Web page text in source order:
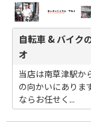
自転車 & バイク
オ
当店は南草津駅か
の向かいにありま
ならお任せく...